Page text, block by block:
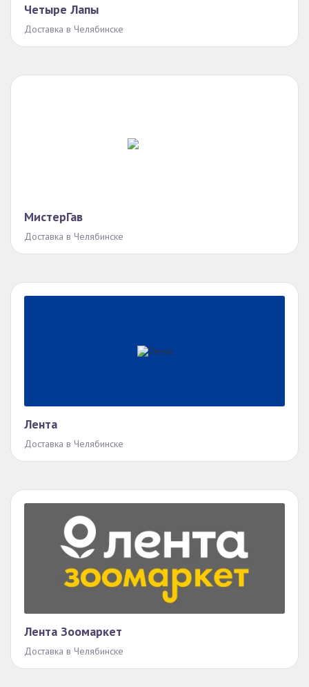
Четыре Лапы
Доставка в Челябинске
МистерГав
Доставка в Челябинске
Лента
Доставка в Челябинске
Лента Зоомаркет
Доставка в Челябинске